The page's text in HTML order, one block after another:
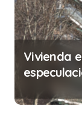
Vivienda